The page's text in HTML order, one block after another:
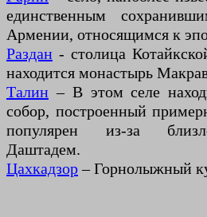
единственным
Армении, относящимся к
Раздан - столица
находится монастырь
Талин – В этом селе
собор, построенный
популярен из-за
Даштадем.
Цахкадзор– Горнолыжный